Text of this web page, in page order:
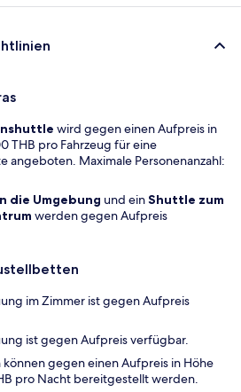
wird gegen einen Aufpreis in
THB pro Fahrzeug für eine
angeboten. Maximale Personenanzahl:
die Umgebung und einShuttle zum
werden gegen Aufpreis
im Zimmer ist gegen Aufpreis
ist gegen Aufpreis verfügbar.
gegen einen Aufpreis in Höhe
pro Nacht bereitgestellt werden.